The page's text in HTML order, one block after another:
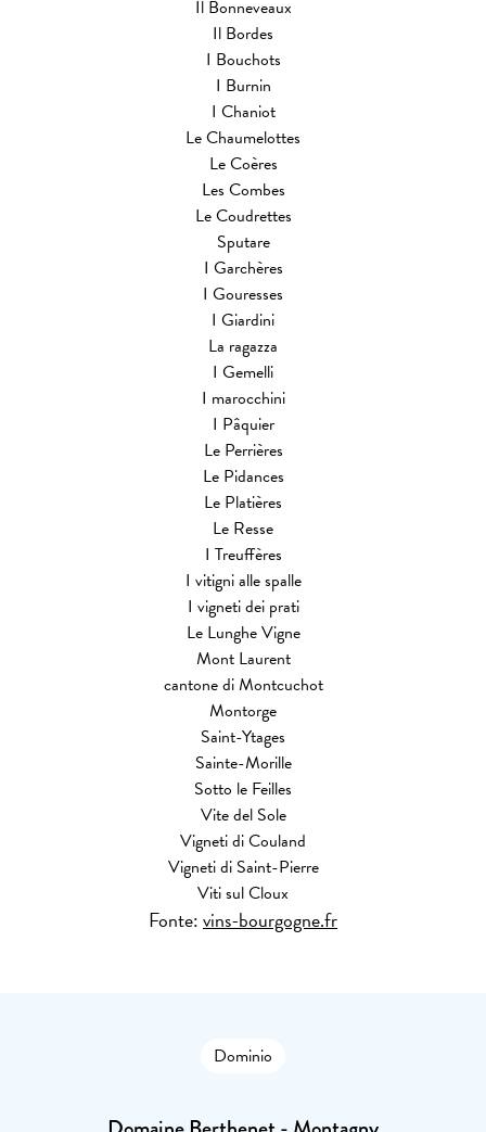
Il Bonneveaux
Il Bordes
I Bouchots
I Burnin
I Chaniot
Le Chaumelottes
Le Coères
Les Combes
Le Coudrettes
Sputare
I Garchères
I Gouresses
I Giardini
La ragazza
I Gemelli
I marocchini
I Pâquier
Le Perrières
Le Pidances
Le Platières
Le Resse
I Treuffères
I vitigni alle spalle
I vigneti dei prati
Le Lunghe Vigne
Mont Laurent
cantone di Montcuchot
Montorge
Saint-Ytages
Sainte-Morille
Sotto le Feilles
Vite del Sole
Vigneti di Couland
Vigneti di Saint-Pierre
Viti sul Cloux
Fonte:vins-bourgogne.fr
Dominio